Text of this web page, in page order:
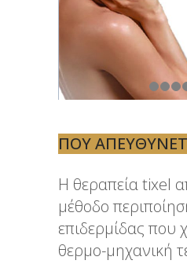
ΠΟΥ
Η θεραπεία tixel
μέθοδο
επιδερμίδας που
θερμο-μηχανική